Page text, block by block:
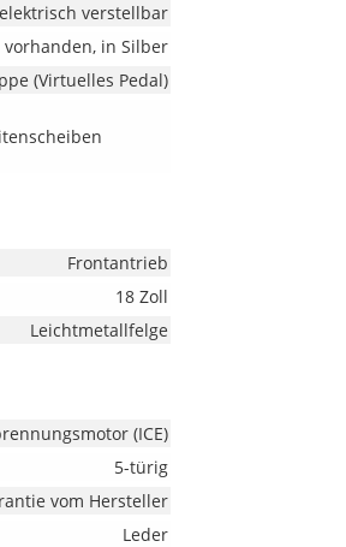
verstellbar
vorhanden, in Silber
(Virtuelles Pedal)
Frontantrieb
18 Zoll
Leichtmetallfelge
(ICE)
5-türig
vom Hersteller
Leder